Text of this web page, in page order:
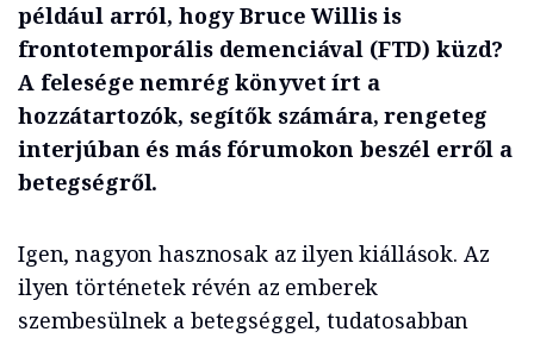
például arról, hogy Bruce Willis is
frontotemporális demenciával (FTD) küzd?
A felesége nemrég könyvet írt a
hozzátartozók, segítők számára, rengeteg
interjúban és más fórumokon beszél erről a
betegségről.
Igen, nagyon hasznosak az ilyen kiállások. Az
ilyen történetek révén az emberek
szembesülnek a betegséggel, tudatosabban